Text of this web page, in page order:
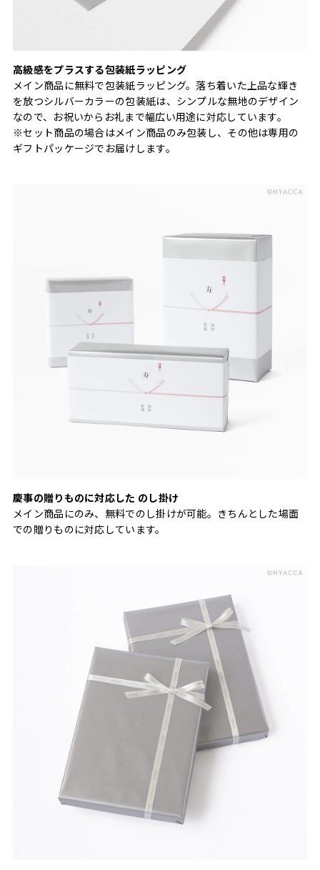
高級感をプラスする包装紙ラッピング
メイン商品に無料で包装紙ラッピング。落ち着いた上品な輝き
を放つシルバーカラーの包装紙は、シンプルな無地のデザイン
なので、お祝いからお礼まで幅広い用途に対応しています。
※セット商品の場合はメイン商品のみ包装し、その他は専用の
ギフトパッケージでお届けします。
慶事の贈りものに対応した のし掛け
メイン商品にのみ、無料でのし掛けが可能。きちんとした場面
での贈りものに対応しています。